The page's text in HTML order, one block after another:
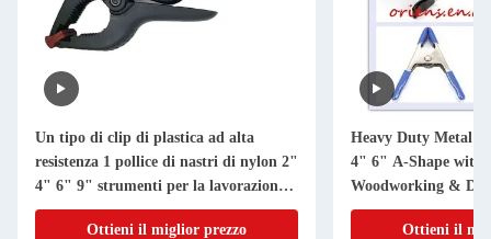
Un tipo di clip di plastica ad alta
resistenza 1 pollice di nastri di nylon 2"
4" 6" 9" strumenti per la lavorazione
del legno
Ottieni il miglior prezzo
Heavy Duty Metal
4" 6" A-Shape with
Woodworking &
Ottieni il